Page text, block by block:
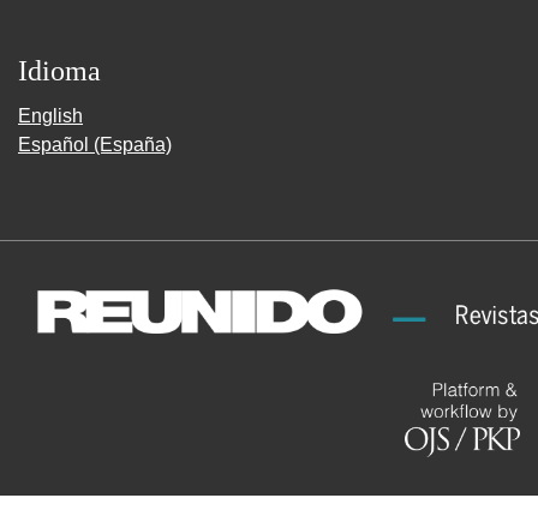
Idioma
English
Español (España)